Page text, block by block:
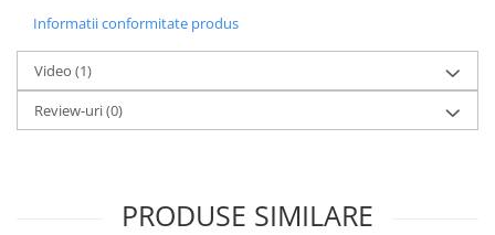
Educatie inovativa
Anatomie
Comunicare
Dezvoltare timpurie
Informatii conformitate produs
Video (1)
Review-uri(0)
PRODUSE SIMILARE